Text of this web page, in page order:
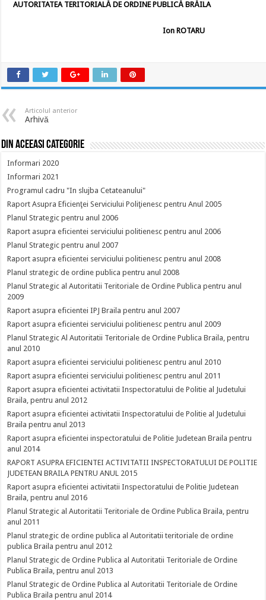
AUTORITATEA TERITORIALĂ DE ORDINE PUBLICĂ BRĂILA
Ion ROTARU
Articolul anterior
Arhivă
Din aceeasi categorie
Informari 2020
Informari 2021
Programul cadru "In slujba Cetateanului"
Raport Asupra Eficienţei Serviciului Poliţienesc pentru Anul 2005
Planul Strategic pentru anul 2006
Raport asupra eficientei serviciului politienesc pentru anul 2006
Planul Strategic pentru anul 2007
Raport asupra eficientei serviciului politienesc pentru anul 2008
Planul strategic de ordine publica pentru anul 2008
Planul Strategic al Autoritatii Teritoriale de Ordine Publica pentru anul
2009
Raport asupra eficientei IPJ Braila pentru anul 2007
Raport asupra eficientei serviciului politienesc pentru anul 2009
Planul Strategic Al Autoritatii Teritoriale de Ordine Publica Braila, pentru
anul 2010
Raport asupra eficientei serviciului politienesc pentru anul 2010
Raport asupra eficientei serviciului politienesc pentru anul 2011
Raport asupra eficientei activitatii Inspectoratului de Politie al Judetului
Braila, pentru anul 2012
Raport asupra eficientei activitatii Inspectoratului de Politie al Judetului
Braila pentru anul 2013
Raport asupra eficientei inspectoratului de Politie Judetean Braila pentru
anul 2014
RAPORT ASUPRA EFICIENTEI ACTIVITATII INSPECTORATULUI DE POLITIE
JUDETEAN BRAILA PENTRU ANUL 2015
Raport asupra eficientei activitatii Inspectoratului de Politie Judetean
Braila, pentru anul 2016
Planul Strategic al Autoritatii Teritoriale de Ordine Publica Braila, pentru
anul 2011
Planul strategic de ordine publica al Autoritatii teritoriale de ordine
publica Braila pentru anul 2012
Planul Strategic de Ordine Publica al Autoritatii Teritoriale de Ordine
Publica Braila, pentru anul 2013
Planul Strategic de Ordine Publica al Autoritatii Teritoriale de Ordine
Publica Braila pentru anul 2014